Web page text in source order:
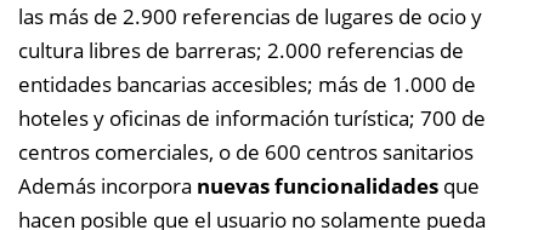
las más de 2.900 referencias de lugares de ocio y
cultura libres de barreras; 2.000 referencias de
entidades bancarias accesibles; más de 1.000 de
hoteles y oficinas de información turística; 700 de
centros comerciales, o de 600 centros sanitarios
Además incorpora nuevas funcionalidades que
hacen posible que el usuario no solamente pueda